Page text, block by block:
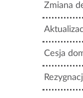
Zmiana
Cesja